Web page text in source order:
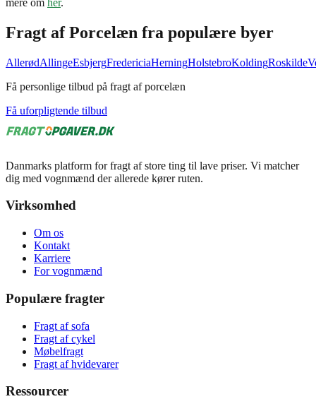
Fragt afPorcelæn fra populære byer
AllerødAllingeEsbjergFredericiaHerningHolstebroKoldingRoskilde
Få personlige tilbud på fragt af porcelæn
Få uforpligtende tilbud
Danmarks platform for fragt af store ting til lave priser. Vi matcher
dig med vognmænd der allerede kører ruten.
Virksomhed
Om os
Kontakt
Karriere
For vognmænd
Populære fragter
Fragt af sofa
Fragt af cykel
Møbelfragt
Fragt af hvidevarer
Ressourcer